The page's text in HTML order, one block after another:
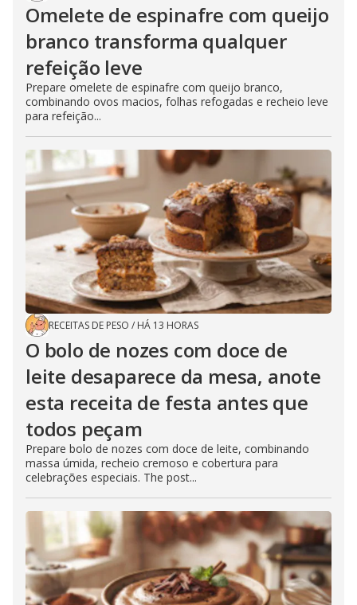
Omelete de espinafre com queijo
branco transforma qualquer
refeição leve
Prepare omelete de espinafre com queijo branco,
combinando ovos macios, folhas refogadas e recheio leve
para refeição...
RECEITAS DE PESO / HÁ 13 HORAS
O bolo de nozes com doce de
leite desaparece da mesa, anote
esta receita de festa antes que
todos peçam
Prepare bolo de nozes com doce de leite, combinando
massa úmida, recheio cremoso e cobertura para
celebrações especiais. The post...